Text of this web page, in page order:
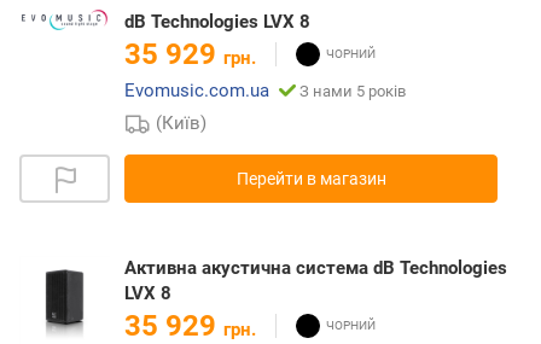
dB Technologies LVX 8
35 929 грн.
Evomusic.com.ua
З нами 5 років
(Київ)
Перейти в магазин
Активна акустична система dB Technologies
LVX 8
35 929 грн.